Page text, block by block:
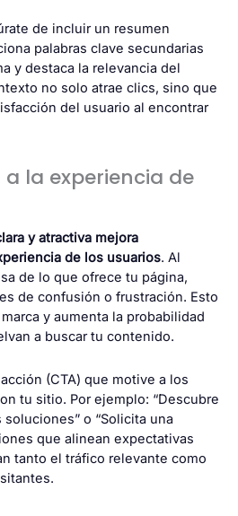
de incluir un resumen
palabras clave secundarias
y destaca la relevancia del
no solo atrae clics, sino que
del usuario al encontrar
la experiencia de
y atractiva mejora
de los usuarios. Al
de lo que ofrece tu página,
de confusión o frustración. Esto
y aumenta la probabilidad
a buscar tu contenido.
(CTA) que motive a los
tu sitio. Por ejemplo: “Descubre
soluciones” o “Solicita una
que alinean expectativas
tanto el tráfico relevante como